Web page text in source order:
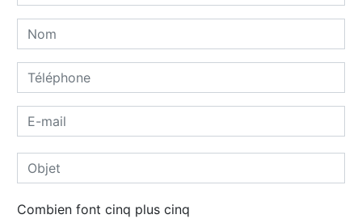
Combien font cinq plus cinq